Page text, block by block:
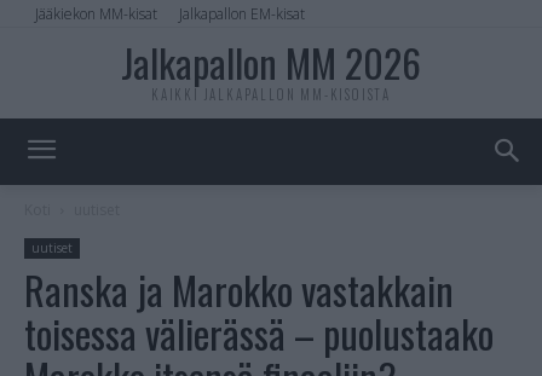
Jääkiekon MM-kisat Jalkapallon EM-kisat
Jalkapallon MM 2026
KAIKKI JALKAPALLON MM-KISOISTA
uutiset
Ranska ja Marokko vastakkain
toisessa välierässä – puolustaako